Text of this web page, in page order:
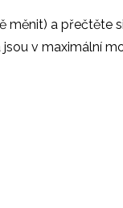
měnit) a přečtěte
v maximální